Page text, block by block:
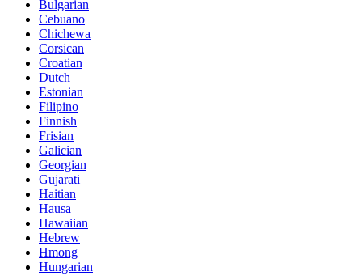
Bulgarian
Cebuano
Chichewa
Corsican
Croatian
Dutch
Estonian
Filipino
Finnish
Frisian
Galician
Georgian
Gujarati
Haitian
Hausa
Hawaiian
Hebrew
Hmong
Hungarian